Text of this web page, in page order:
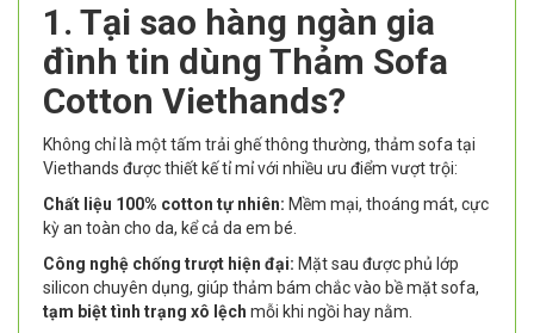
1. Tại sao hàng ngàn gia
đình tin dùng Thảm Sofa
Cotton Viethands?
Không chỉ là một tấm trải ghế thông thường, thảm sofa tại
Viethands được thiết kế tỉ mỉ với nhiều ưu điểm vượt trội:
Chất liệu 100% cotton tự nhiên: Mềm mại, thoáng mát, cực
kỳ an toàn cho da, kể cả da em bé.
Công nghệ chống trượt hiện đại: Mặt sau được phủ lớp
silicon chuyên dụng, giúp thảm bám chắc vào bề mặt sofa,
tạm biệt tình trạng xô lệch mỗi khi ngồi hay nằm.